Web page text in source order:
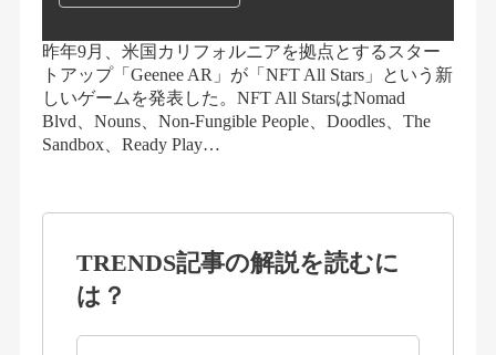
昨年9月、米国カリフォルニアを拠点とするスター
トアップ「Geenee AR」が「NFT All Stars」という新
しいゲームを発表した。NFT All StarsはNomad
Blvd、Nouns、Non-Fungible People、Doodles、The
Sandbox、Ready Play…
TRENDS記事の解説を読むに
は？